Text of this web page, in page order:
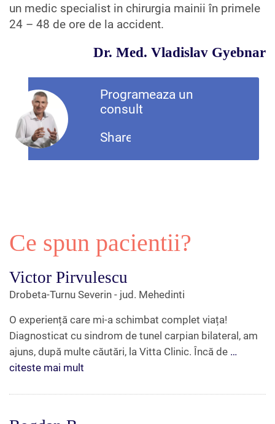
un medic specialist in chirurgia mainii în primele
24 – 48 de ore de la accident.
Dr. Med. Vladislav Gyebnar
Programeaza un
consult
Share
Ce spun pacientii?
Victor Pirvulescu
Drobeta-Turnu Severin - jud. Mehedinti
O experiență care mi-a schimbat complet viața!
Diagnosticat cu sindrom de tunel carpian bilateral, am
ajuns, după multe căutări, la Vitta Clinic. Încă de …
citeste mai mult